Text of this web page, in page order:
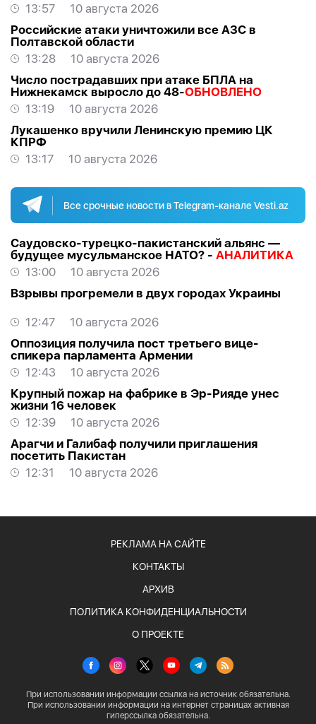
13:57
10 августа 2026
Российские атаки уничтожили все АЗС в
Полтавской области
13:28
10 августа 2026
Число пострадавших при атаке БПЛА на
Нижнекамск выросло до 48-ОБНОВЛЕНО
13:19
10 августа 2026
Лукашенко вручили Ленинскую премию ЦК
КПРФ
13:17
10 августа 2026
Все срочные новости в Telegram-канале Vesti.az
Саудовско-турецко-пакистанский альянс —
будущее мусульманское НАТО? - АНАЛИТИКА
13:00
10 августа 2026
Взрывы прогремели в двух городах Украины
12:47
10 августа 2026
Оппозиция получила пост третьего вице-
спикера парламента Армении
12:43
10 августа 2026
Крупный пожар на фабрике в Эр-Рияде унес
жизни 16 человек
12:39
10 августа 2026
Арагчи и Галибаф получили приглашения
посетить Пакистан
12:31
10 августа 2026
РЕКЛАМА НА САЙТЕ
КОНТАКТЫ
АРХИВ
ПОЛИТИКА КОНФИДЕНЦИАЛЬНОСТИ
О ПРОЕКТЕ
При использовании информации ссылка на источник обязательна.
При использовании информации на интернет страницах активная
гиперссылка обязательна.